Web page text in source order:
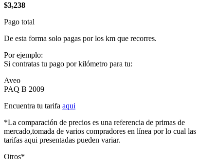
$3,238
Pago total
De esta forma solo pagas por los km que recorres.
Por ejemplo:
Si contratas tu pago por kilómetro para tu:
Aveo
PAQ B 2009
Encuentra tu tarifa aqui
*La comparación de precios es una referencia de primas de
mercado,tomada de varios compradores en línea por lo cual las
tarifas aqui presentadas pueden variar.
Otros*